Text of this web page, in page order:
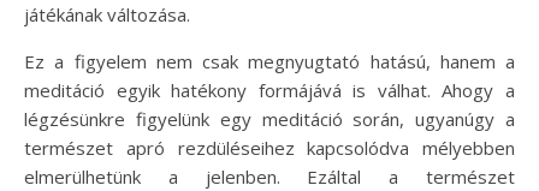
játékának változása.
Ez a figyelem nem csak megnyugtató hatású, hanem a
meditáció egyik hatékony formájává is válhat. Ahogy a
légzésünkre figyelünk egy meditáció során, ugyanúgy a
természet apró rezdüléseihez kapcsolódva mélyebben
elmerülhetünk a jelenben. Ezáltal a természet